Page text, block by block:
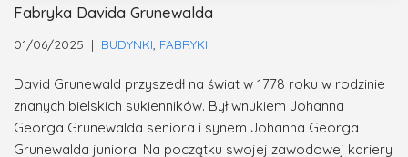
Fabryka Davida Grunewalda
01/06/2025 BUDYNKI FABRYKI
David Grunewald przyszedł na świat w 1778 roku w rodzinie
znanych bielskich sukienników. Był wnukiem Johanna
Georga Grunewalda seniora i synem Johanna Georga
Grunewalda juniora. Na początku swojej zawodowej kariery